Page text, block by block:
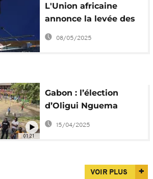
L'Union africaine
annonce la levée des
sanctions contre le
Gabon
08/05/2025
01:21
Gabon : l’élection
d’Oligui Nguema
nourrit l’espoir d’un
nouveau départ
15/04/2025
VOIR PLUS